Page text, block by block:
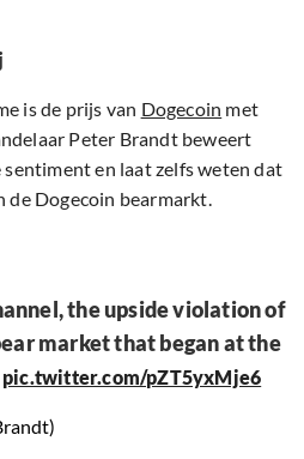
is de prijs van Dogecoin met
Peter Brandt beweert
en laat zelfs weten dat
de Dogecoin bearmarkt.
the upside violation of
market that began at the
pic.twitter.com/pZT5yxMje6